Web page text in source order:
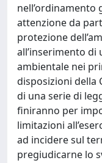
nell’ordinamento
attenzione da
protezione
all’inserimento
ambientale nei
disposizioni della
di una serie di
finiranno per
limitazioni
ad incidere sul
pregiudicarne lo